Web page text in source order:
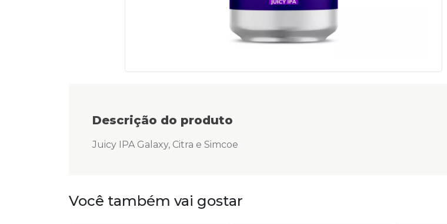
Descrição do produto
Juicy IPA Galaxy, Citra e Simcoe
Você também vai gostar